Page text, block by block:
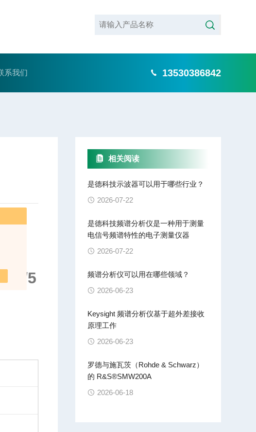
系我们 13530386842
5
相关阅读
是德科技示波器可以用于哪些行业？
2026-07-22
是德科技频谱分析仪是一种用于测量
电信号频谱特性的电子测量仪器
2026-07-22
频谱分析仪可以用在哪些领域？
2026-06-23
Keysight 频谱分析仪基于超外差接收
原理工作
2026-06-23
罗德与施瓦茨（Rohde & Schwarz）
的 R&S®SMW200A
2026-06-18